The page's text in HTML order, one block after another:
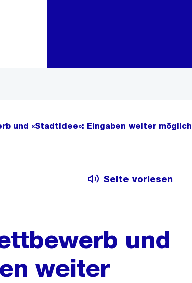
und «Stadtidee»: Eingaben weiter möglich
Seite vorlesen
und
weiter